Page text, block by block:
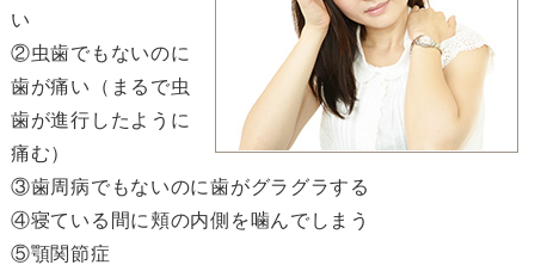
い
②虫歯でもないのに
歯が痛い（まるで虫
歯が進行したように
痛む）
③歯周病でもないのに歯がグラグラする
④寝ている間に頬の内側を噛んでしまう
⑤顎関節症